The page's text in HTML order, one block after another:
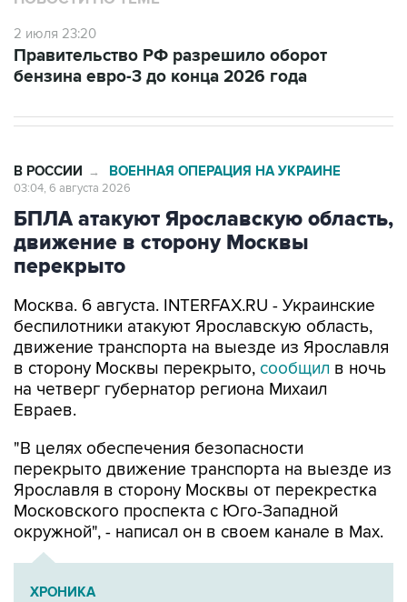
2 июля 23:20
Правительство РФ разрешило оборот
бензина евро-3 до конца 2026 года
В РОССИИ → ВОЕННАЯ ОПЕРАЦИЯ НА УКРАИНЕ
03:04, 6 августа 2026
БПЛА атакуют Ярославскую область,
движение в сторону Москвы
перекрыто
Москва. 6 августа. INTERFAX.RU - Украинские
беспилотники атакуют Ярославскую область,
движение транспорта на выезде из Ярославля
в сторону Москвы перекрыто, сообщил в ночь
на четверг губернатор региона Михаил
Евраев.
"В целях обеспечения безопасности
перекрыто движение транспорта на выезде из
Ярославля в сторону Москвы от перекрестка
Московского проспекта с Юго-Западной
окружной", - написал он в своем канале в Мах.
ХРОНИКА